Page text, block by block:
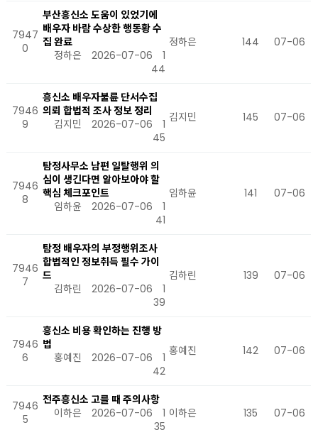
7947
0
부산흥신소 도움이 있었기에
배우자 바람 수상한 행동황 수
집 완료
정하은
2026-07-06
1
44
정하은 144 07-06
7946
9
흥신소 배우자불륜 단서수집
의뢰 합법적 조사 정보 정리
김지민
2026-07-06
1
45
김지민 145 07-06
7946
8
탐정사무소 남편 일탈행위 의
심이 생긴다면 알아보아야 할
핵심 체크포인트
임하윤
2026-07-06
1
41
임하윤 141 07-06
7946
7
탐정 배우자의 부정행위조사
합법적인 정보취득 필수 가이
드
김하린
2026-07-06
1
39
김하린 139 07-06
7946
6
흥신소 비용 확인하는 진행 방
법
홍예진
2026-07-06
1
42
홍예진 142 07-06
7946
5
전주흥신소 고를 때 주의사항
이하은
2026-07-06
1
35
이하은 135 07-06